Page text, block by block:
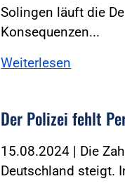
Solingen läuft die
Konsequenzen...
Weiterlesen
Der Polizei fehlt
15.08.2024 | Die
Deutschland steigt.